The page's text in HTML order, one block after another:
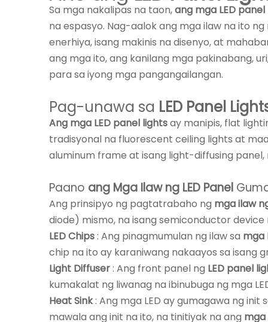
Sa mga nakalipas na taon,ang mga LED
na espasyo. Nag-aalok ang mga ilaw na ito
enerhiya, isang makinis na disenyo, at
ang mga ito, ang kanilang mga pakinabang,
para sa iyong mga pangangailangan.
Pag-unawa sa LED Panel
Ang mga LED panel lightsay manipis, flat
tradisyonal na fluorescent ceiling lights at
aluminum frame at isang light-diffusing
Paano ang Mga Ilaw ng LED Panel
Ang prinsipyo ng pagtatrabaho ng mga ilaw
diode) mismo, na isang semiconductor
LED Chips: Ang pinagmumulan ng ilaw sa mga
chip na ito ay karaniwang nakaayos sa isang
Light Diffuser: Ang front panel ng LED panel
kumakalat ng liwanag na ibinubuga ng mga
Heat Sink: Ang mga LED ay gumagawa ng
mawala ang init na ito, na tinitiyak na ang mga